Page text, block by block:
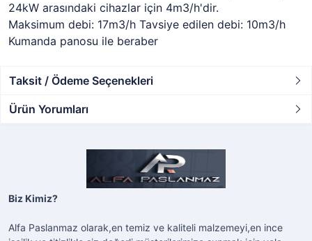
24kW arasındaki cihazlar için 4m3/h'dir.
Maksimum debi: 17m3/h Tavsiye edilen debi: 10m3/h
Kumanda panosu ile beraber
Taksit / Ödeme Seçenekleri
Ürün Yorumları
Biz Kimiz?
Alfa Paslanmaz olarak,en temiz ve kaliteli malzemeyi,en ince